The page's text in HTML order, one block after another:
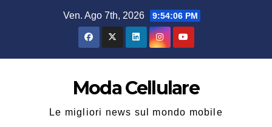
Ven. Ago 7th, 2026 9:54:06 PM
Moda Cellulare
Le migliori news sul mondo mobile